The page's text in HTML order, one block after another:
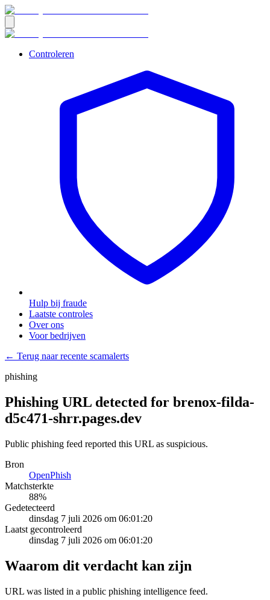
Controleren
Hulp bij fraude
Laatste controles
Over ons
Voor bedrijven
← Terug naar recente scamalerts
phishing
Phishing URL detected for brenox-filda-
d5c471-shrr.pages.dev
Public phishing feed reported this URL as suspicious.
Bron
OpenPhish
Matchsterkte
88%
Gedetecteerd
dinsdag 7 juli 2026 om 06:01:20
Laatst gecontroleerd
dinsdag 7 juli 2026 om 06:01:20
Waarom dit verdacht kan zijn
URL was listed in a public phishing intelligence feed.